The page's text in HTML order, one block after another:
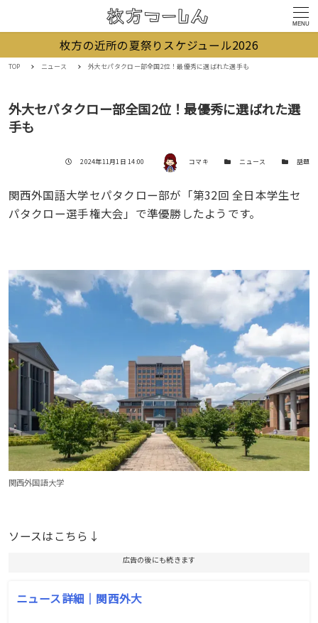
MENU
枚方の近所の夏祭りスケジュール2026
TOP ニュース 外大セパタクロー部全国2位！最優秀に選ばれた選手も
外大セパタクロー部全国2位！最優秀に選ばれた選
手も
投稿日
2024年11月1日 14:00 著者 コマキ カテゴリー
ニュース カテゴリー
話題
関西外国語大学セパタクロー部が「第32回 全日本学生セ
パタクロー選手権大会」で準優勝したようです。
関西外国語大学
ソースはこちら↓
広告の後にも続きます
ニュース詳細｜関西外大